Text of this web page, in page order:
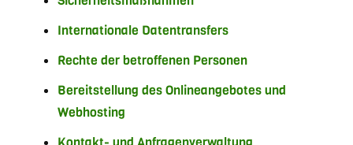
Internationale Datentransfers
Rechte der betroffenen Personen
Bereitstellung des Onlineangebotes und
Webhosting